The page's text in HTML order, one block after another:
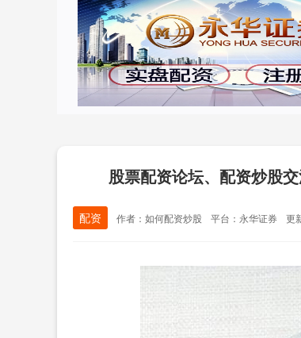
股票配资论坛、配资炒股
配资 作者：如何配资炒股 平台：永华证券 更